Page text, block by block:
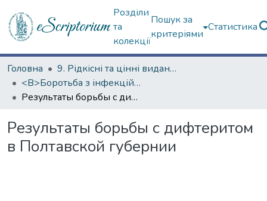
Розділи
та
колекції
Пошук за
критеріями
Статистика
Головна
9. Рідкісні та цінні видання
<B>Боротьба з інфекційними хворобами</B>
Результаты борьбы с дифтеритом в Полтавской губернии
Результаты борьбы с дифтеритом
в Полтавской губернии